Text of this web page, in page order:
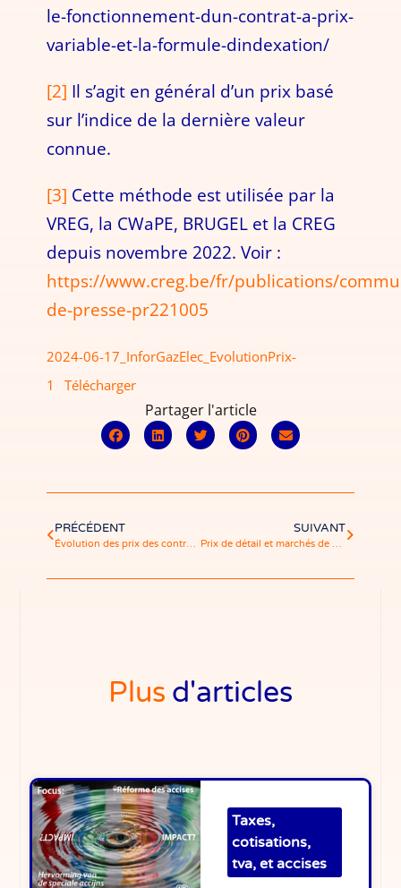
le-fonctionnement-dun-contrat-a-prix-
variable-et-la-formule-dindexation/
[2] Il s’agit en général d’un prix basé
sur l’indice de la dernière valeur
connue.
[3] Cette méthode est utilisée par la
VREG, la CWaPE, BRUGEL et la CREG
depuis novembre 2022. Voir :
https://www.creg.be/fr/publications/
de-presse-pr221005
2024-06-17_InforGazElec_EvolutionPrix-
1
Télécharger
Partager l'article
PRÉCÉDENT
Évolution des prix des contrats d’injection d’électricité entre janvier 2023 et mai 2024
SUIVANT
Prix de détail et marchés de gros
Plus d'articles
Taxes,
cotisations,
tva, et accises